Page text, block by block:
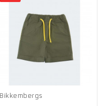
Bikkembergs